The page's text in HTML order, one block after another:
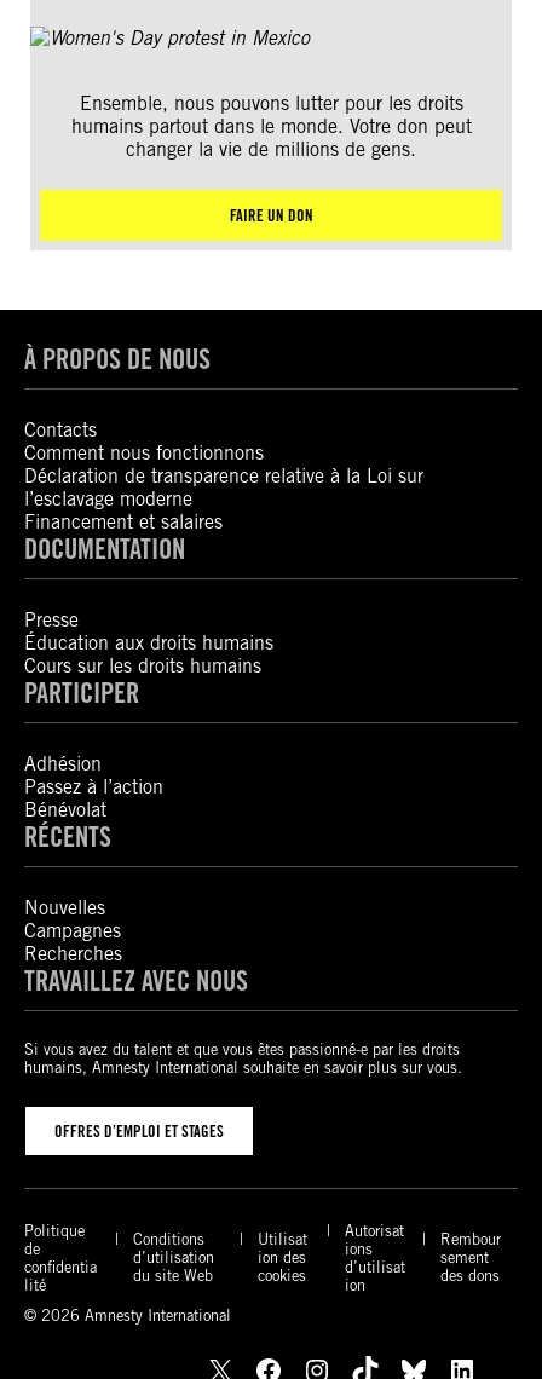
Ensemble, nous pouvons lutter pour les droits
humains partout dans le monde. Votre don peut
changer la vie de millions de gens.
FAIRE UN DON
À PROPOS DE NOUS
Contacts
Comment nous fonctionnons
Déclaration de transparence relative à la Loi sur
l’esclavage moderne
Financement et salaires
DOCUMENTATION
Presse
Éducation aux droits humains
Cours sur les droits humains
PARTICIPER
Adhésion
Passez à l’action
Bénévolat
RÉCENTS
Nouvelles
Campagnes
Recherches
TRAVAILLEZ AVEC NOUS
Si vous avez du talent et que vous êtes passionné-e par les droits
humains, Amnesty International souhaite en savoir plus sur vous.
OFFRES D’EMPLOI ET STAGES
Politique
de
confidentia
lité
Conditions
d’utilisation
du site Web
Utilisat
ion des
cookies
Autorisat
ions
d’utilisat
ion
Rembour
sement
des dons
© 2026 Amnesty International
X Facebook Instagram TikTok Bluesky LinkedIn